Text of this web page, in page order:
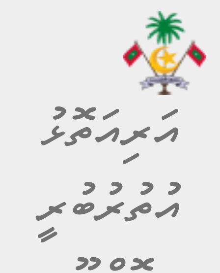
އަރިއަތޮޅު
އުތުރުބުރީ
އ.ދ މަހިބަދޫ ކައުންސިލުން އއ.އަތޮޅުގެ ބައެއް
ރަށްތަކަށް އަމާޒުކޮށްގެން ކުރައްވަމުންދާ ތަޖުރިބާ
ރ.ފައިނު ކައުންސިލުން އއ.އަތޮޅުގެ ބައެއް ރަށްތަކަށް އަމާޒުކޮށްގެން ކުރައްވަމުންދާ
ތަޖުރިބާ ދަތުރުގައި މިކައުންސިލަށް ވަޑައިގެން ކައުންސިލާއި، އ.ތ.މ ކޮމެޓީއާއި